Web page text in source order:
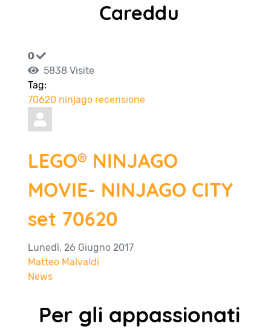
Careddu
0
5838 Visite
Tag:
70620 ninjago recensione
LEGO® NINJAGO
MOVIE- NINJAGO CITY
set 70620
Lunedì, 26 Giugno 2017
Matteo Malvaldi
News
Per gli appassionati